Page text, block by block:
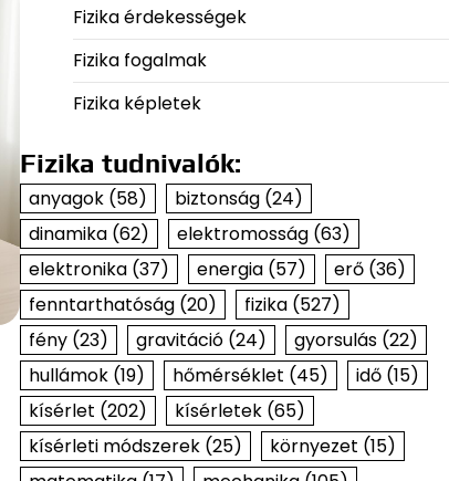
Fizika érdekességek
Fizika fogalmak
Fizika képletek
Fizika tudnivalók:
anyagok(58) biztonság(24)
dinamika(62) elektromosság(63)
elektronika(37) energia(57) erő(36)
fenntarthatóság(20) fizika(527)
fény(23) gravitáció(24) gyorsulás(22)
hullámok(19) hőmérséklet (45) idő(15)
kísérlet (202) kísérletek(65)
kísérleti módszerek(25) környezet (15)